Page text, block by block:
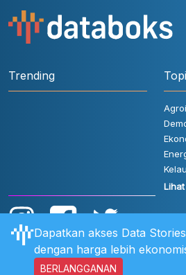
Trending
Dapatkan akses Data
dengan harga lebih
BERLANGGANAN